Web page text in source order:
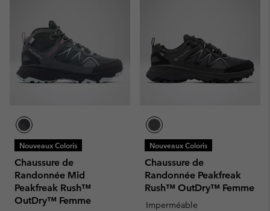
Nouveaux Coloris
Chaussure de
Randonnée Mid
Peakfreak Rush™
OutDry™ Femme
Nouveaux Coloris
Chaussure de
Randonnée Peakfreak
Rush™ OutDry™ Femme
Imperméable